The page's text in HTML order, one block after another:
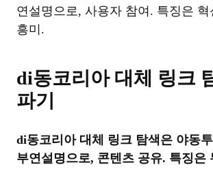
연설명으로, 사용자 참여. 특징은
흥미.
di동코리아 대체 링크
파기
di동코리아 대체 링크 탐색은 야동
부연설명으로, 콘텐츠 공유. 특징은